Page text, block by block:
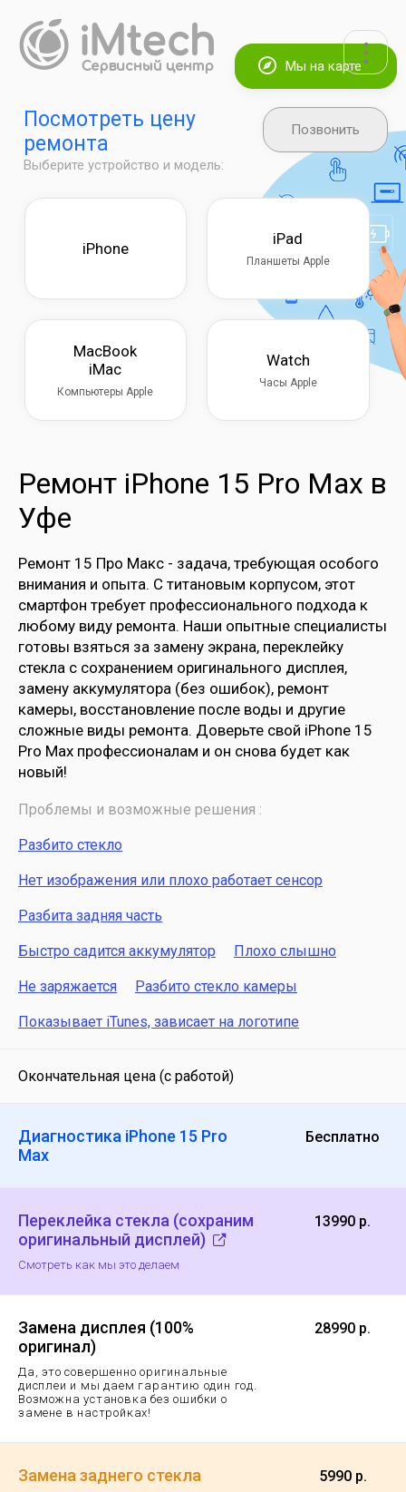
Мы на карте
Позвонить
Посмотреть цену
ремонта
Выберите устройство и модель:
iPhone
iPad
Планшеты Apple
MacBook
iMac
Компьютеры Apple
Watch
Часы Apple
Ремонт iPhone 15 Pro Max в
Уфе
Ремонт 15 Про Макс - задача, требующая особого
внимания и опыта. С титановым корпусом, этот
смартфон требует профессионального подхода к
любому виду ремонта. Наши опытные специалисты
готовы взяться за замену экрана, переклейку
стекла с сохранением оригинального дисплея,
замену аккумулятора (без ошибок), ремонт
камеры, восстановление после воды и другие
сложные виды ремонта. Доверьте свой iPhone 15
Pro Max профессионалам и он снова будет как
новый!
Проблемы и возможные решения :
Разбито стекло
Нет изображения или плохо работает сенсор
Разбита задняя часть
Быстро садится аккумулятор Плохо слышно
Не заряжается Разбито стекло камеры
Показывает iTunes, зависает на логотипе
Окончательная цена (с работой)
Диагностика iPhone 15 Pro
Max
Бесплатно
Переклейка стекла (сохраним
оригинальный дисплей)
Смотреть как мы это делаем
13990 р.
Замена дисплея (100%
оригинал)
Да, это совершенно оригинальные
дисплеи и мы даем гарантию один год.
Возможна установка без ошибки о
замене в настройках!
28990 р.
Замена заднего стекла 5990 р.